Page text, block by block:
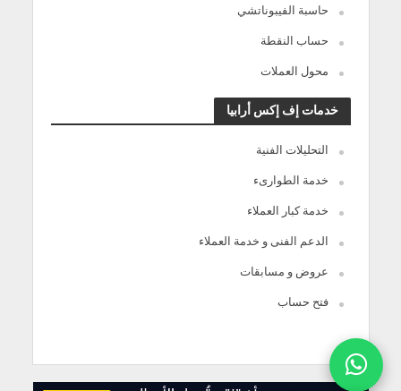
حاسبة الفيبوناتشي
حساب النقطة
محول العملات
خدمات إف إكس أرابيا
التحليلات الفنية
خدمة الطوارىء
خدمة كبار العملاء
الدعم الفنى و خدمة العملاء
عروض و مسابقات
فتح حساب